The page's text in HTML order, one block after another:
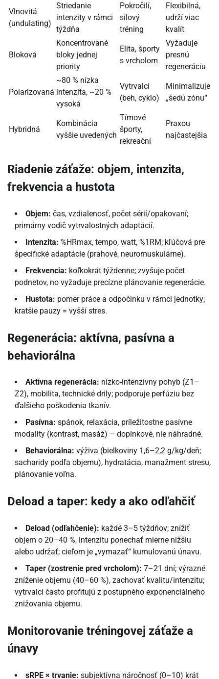
Vlnovitá
(undulating)
Striedanie
intenzity v rámci
týždňa
Pokročilí,
silový
tréning
Flexibilná,
udrží viac
kvalít
Bloková
Koncentrované
bloky jednej
priority
Elita, športy
s vrcholom
Vyžaduje
presnú
regeneráciu
Polarizovaná
~80 % nízka
intenzita, ~20 %
vysoká
Vytrvalci
(beh, cyklo)
Minimalizuje
„šedú zónu“
Hybridná
Kombinácia
vyššie uvedených
Tímové
športy,
rekreační
Praxou
najčastejšia
Riadenie záťaže: objem, intenzita,
frekvencia a hustota
Objem: čas, vzdialenosť, počet sérií/opakovaní;
primárny vodič vytrvalostných adaptácií.
Intenzita: %HRmax, tempo, watt, %1RM; kľúčová pre
špecifické adaptácie (prahové, neuromuskulárne).
Frekvencia: koľkokrát týždenne; zvyšuje počet
podnetov, no vyžaduje precízne plánovanie regenerácie.
Hustota: pomer práce a odpočinku v rámci jednotky;
kratšie pauzy = vyšší stres.
Regenerácia: aktívna, pasívna a
behaviorálna
Aktívna regenerácia: nízko-intenzívny pohyb (Z1–
Z2), mobilita, technické drily; podporuje perfúziu bez
ďalšieho poškodenia tkanív.
Pasívna: spánok, relaxácia, príležitostne pasívne
modality (kontrast, masáž) – doplnkové, nie náhradné.
Behaviorálna: výživa (bielkoviny 1,6–2,2 g/kg/deň;
sacharidy podľa objemu), hydratácia, manažment stresu,
plánovanie voľna.
Deload a taper: kedy a ako odľahčiť
Deload (odľahčenie): každé 3–5 týždňov; znížiť
objem o 20–40 %, intenzitu ponechať mierne nižšiu
alebo udržať; cieľom je „vymazať“ kumulovanú únavu.
Taper (zostrenie pred vrcholom): 7–21 dní; výrazné
zníženie objemu (40–60 %), zachovať kvalitu/intenzitu;
vytrvalci často profitujú z postupného exponenciálneho
znižovania objemu.
Monitorovanie tréningovej záťaže a
únavy
sRPE × trvanie: subjektívna náročnosť (0–10) krát